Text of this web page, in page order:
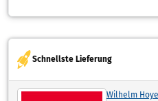
Schnellste Lieferung
Wilhelm